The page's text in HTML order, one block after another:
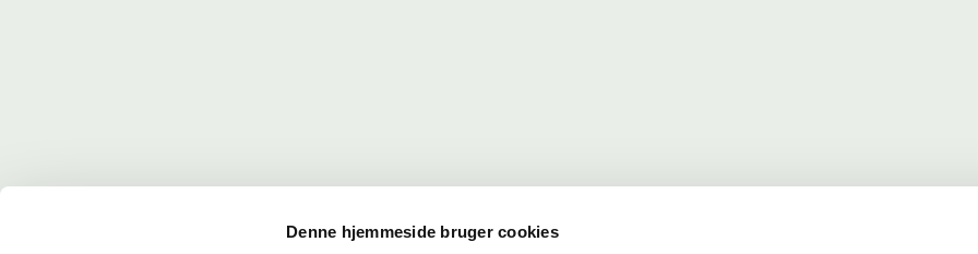
Denne hjemmeside bruger cookies